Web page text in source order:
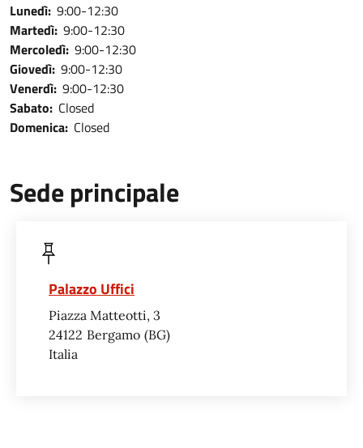
Lunedì: 9:00-12:30
Martedì: 9:00-12:30
Mercoledì: 9:00-12:30
Giovedì: 9:00-12:30
Venerdì: 9:00-12:30
Sabato: Closed
Domenica: Closed
Sede principale
Palazzo Uffici
Piazza Matteotti, 3
24122 Bergamo BG
Italia